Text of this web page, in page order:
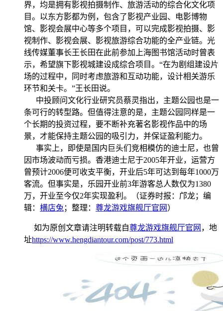
界，均是拥有影视拍摄制作、旅游活动的综合化文化项
目。以东方影都为例，包含了影视产业园、电影博物
馆、影视会展中心等多个项目，可以完成影视拍摄、影
视制作、影视会展、影视旅游综合功能的全产业链。光
线传媒董事长王长田在此前参加上海图书馆活动时曾表
示，希望旗下影视城建设成综合项目。“在为剧组建设片
场的过程中，同时考虑旅游和互动功能，设计相关游乐
环节和关卡。”王长田说。
中投顾问文化行业研究员蔡灵指出，主题公园也是一
条可行的转型路。但值得注意的是，主题公园同样是一
个长期的投资过程，要不断补充著名影视作品中的场
景，才能保持主题公园的吸引力，并保证盈利能力。
事实上，即使是国内巨头们竞相模仿的迪士尼，也曾
因市场波动而亏损。香港迪士尼于2005年开业，运营方
曾预计2006便可收支平衡，开业后5年可达到每年1000万
客流。但事实是，乐园开业前3年游客总人数仅为1380
万，开业至今仅2年实现盈利。（证券时报：邝龙；编
辑： 横店兔 ；整理： 尊龙游戏旗舰厅官网 ）
如为原创文章请注明转载自尊龙游戏旗舰厅官网 ，地
址https://www.hengdiantour.com/post/773.html